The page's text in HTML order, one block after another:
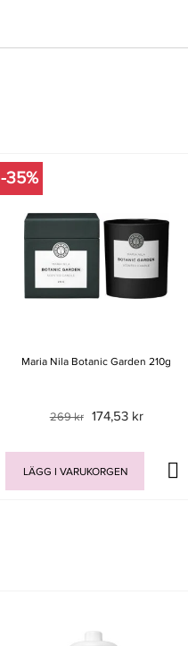
-35%
Maria Nila Botanic Garden 210g
269 kr 174,53 kr
LÄGG I VARUKORGEN